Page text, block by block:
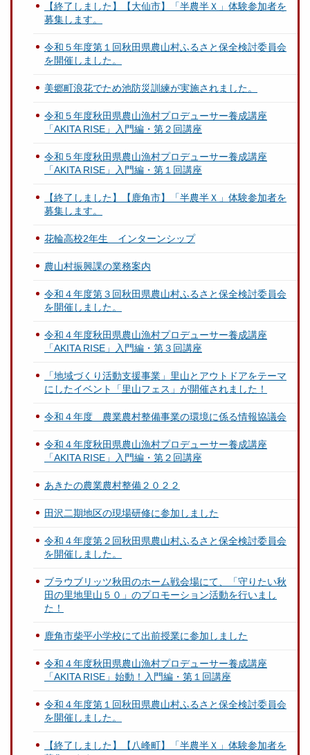
【終了しました】【大仙市】「半農半Ｘ」体験参加者を
募集します。
令和５年度第１回秋田県農山村ふるさと保全検討委員会
を開催しました。
美郷町浪花でため池防災訓練が実施されました。
令和５年度秋田県農山漁村プロデューサー養成講座
「AKITA RISE」入門編・第２回講座
令和５年度秋田県農山漁村プロデューサー養成講座
「AKITA RISE」入門編・第１回講座
【終了しました】【鹿角市】「半農半Ｘ」体験参加者を
募集します。
花輪高校2年生 インターンシップ
農山村振興課の業務案内
令和４年度第３回秋田県農山村ふるさと保全検討委員会
を開催しました。
令和４年度秋田県農山漁村プロデューサー養成講座
「AKITA RISE」入門編・第３回講座
「地域づくり活動支援事業」里山とアウトドアをテーマ
にしたイベント「里山フェス」が開催されました！
令和４年度 農業農村整備事業の環境に係る情報協議会
令和４年度秋田県農山漁村プロデューサー養成講座
「AKITA RISE」入門編・第２回講座
あきたの農業農村整備２０２２
田沢二期地区の現場研修に参加しました
令和４年度第２回秋田県農山村ふるさと保全検討委員会
を開催しました。
ブラウブリッツ秋田のホーム戦会場にて、「守りたい秋
田の里地里山５０」のプロモーション活動を行いまし
た！
鹿角市柴平小学校にて出前授業に参加しました
令和４年度秋田県農山漁村プロデューサー養成講座
「AKITA RISE」始動！入門編・第１回講座
令和４年度第１回秋田県農山村ふるさと保全検討委員会
を開催しました。
【終了しました】【八峰町】「半農半Ｘ」体験参加者を